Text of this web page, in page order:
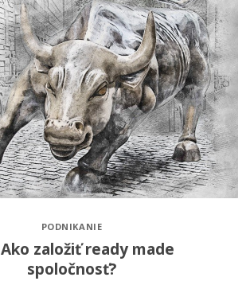
PODNIKANIE
Ako založiť ready made
spoločnosť?